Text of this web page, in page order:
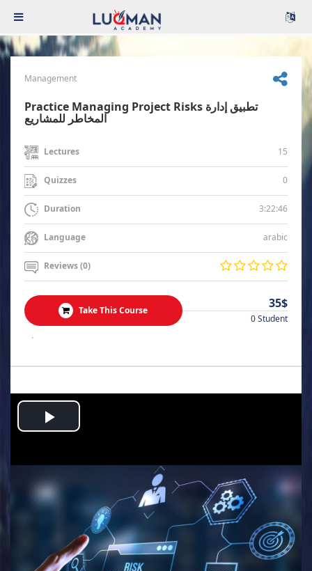
Management
Practice Managing Project Risks تطبيق إدارة
المخاطر للمشاريع
Lectures 15
Quizzes 0
Duration 3:22:46
Language arabic
Reviews (0)
Take This Course 35$
0 Student
.
Play
Video